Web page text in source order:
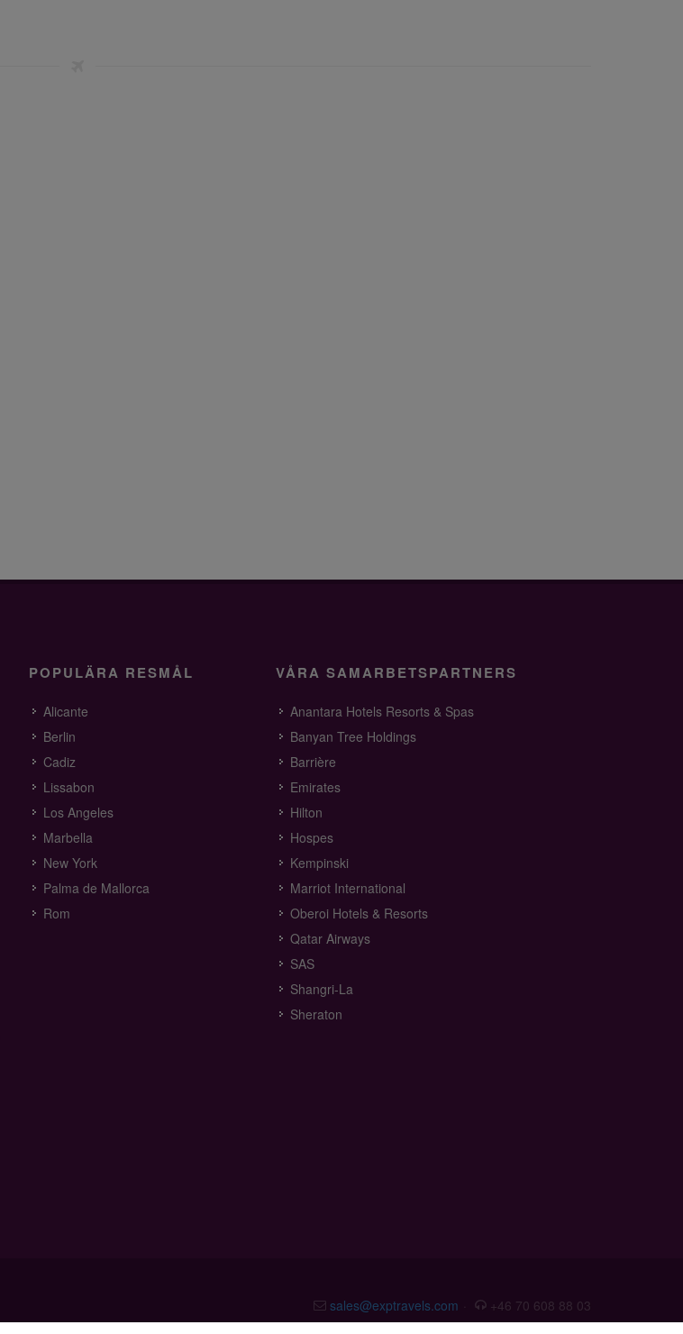
POPULÄRA RESMÅL
Alicante
Berlin
Cadiz
Lissabon
Los Angeles
Marbella
New York
Palma de Mallorca
Rom
VÅRA SAMARBETSPARTNERS
Anantara Hotels Resorts & Spas
Banyan Tree Holdings
Barrière
Emirates
Hilton
Hospes
Kempinski
Marriot International
Oberoi Hotels & Resorts
Qatar Airways
SAS
Shangri-La
Sheraton
sales@exptravels.com +46 70 608 88 03